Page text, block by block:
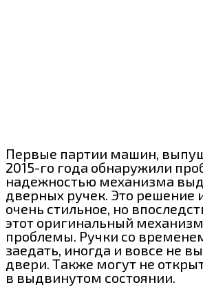
Первые партии машин,
2015-го года обнаружили
надежностью механизма
дверных ручек. Это решение
очень стильное, но
этот оригинальный
проблемы. Ручки со
заедать, иногда и вовсе не
двери. Также могут не
в выдвинутом состоянии.